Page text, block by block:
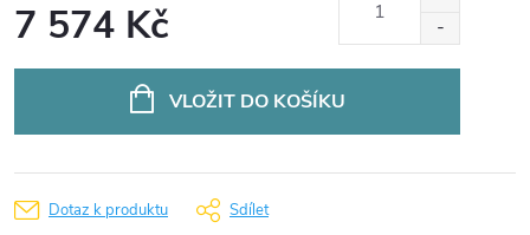
7 574 Kč
VLOŽIT DO KOŠÍKU
Dotaz k produktu Sdílet